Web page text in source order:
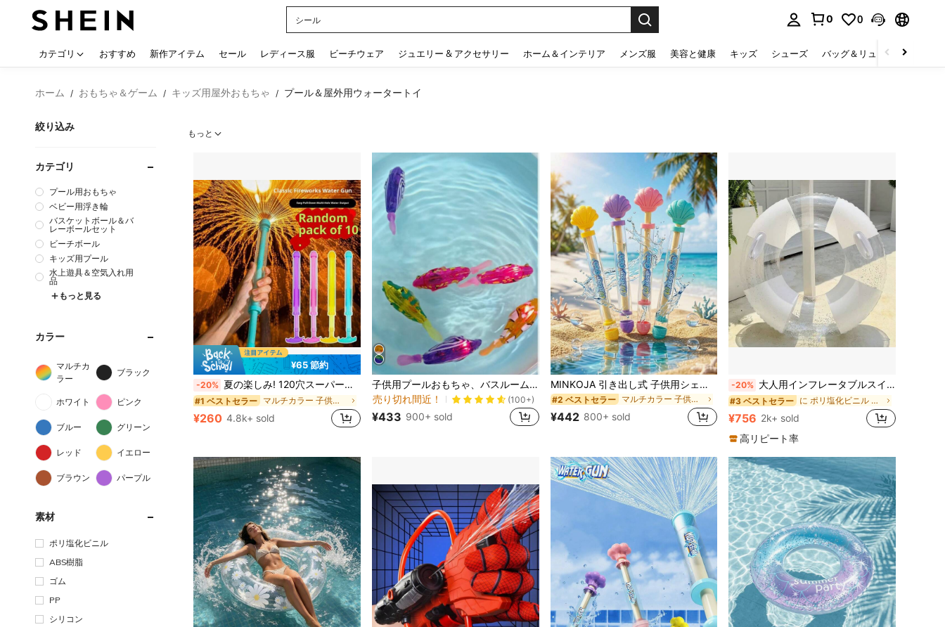
水着
0 0
カテゴリ おすすめ 新作アイテム セール レディース服 ビーチウェア ジュエリー & アクセサリー ホーム＆インテリア メンズ服 美容と健康 キッズ シューズ バッグ＆リュック
ホーム / おもちゃ＆ゲーム / キッズ用屋外おもちゃ / プール＆屋外用ウォータートイ
絞り込み
カテゴリ
プール用おもちゃ
ベビー用浮き輪
バスケットボール＆バ
レーボールセット
ビーチボール
キッズ用プール
水上遊具＆空気入れ用
品
もっと見る
カラー
マルチカ
ラー
ブラック
ホワイト ピンク
ブルー グリーン
レッド イエロー
ブラウン パープル
素材
ポリ塩化ビニル
ABS樹脂
ゴム
PP
シリコン
もっと
¥65 節約
-20% 夏の楽しみ! 120穴スーパー水鉄砲 - 41cm大型引き式スカッシュガン、花火のようなスプレー効果、屋外のプールやビーチパーティーに最適、青少年グループゲームに必須、ストレス解消の水遊び、クールな夏のギフト
#1 ベストセラー マルチカラー 子供用プールおもちゃ
売り切れ間近！
#1 ベストセラー マルチカラー 子供用プールおもちゃ
売り切れ間近！
#1 ベストセラー マルチカラー 子供用プールおもちゃ
売り切れ間近！
#1 ベストセラー マルチカラー 子供用プールおもちゃ
売り切れ間近！
¥260 4.8k+ sold
子供用プールおもちゃ、バスルーム水遊び電子魚、水泳センサーライトアップ魚、水槽装飾、リアルな魚、水に入れたときに魚が泳がない場合は、尾を優しく後ろに引いて揺らすと、魚が泳ぎます
売り切れ間近！
(100+)
¥433 900+ sold
MINKOJA 引き出し式 子供用シェル型 水鉄砲 大容量水タンク 、プール、ビーチ、芝生、水遊び公園で使用可能
#2 ベストセラー マルチカラー 子供用プールおもちゃ
売り切れ間近！
#2 ベストセラー マルチカラー 子供用プールおもちゃ
売り切れ間近！
#2 ベストセラー マルチカラー 子供用プールおもちゃ
売り切れ間近！
#2 ベストセラー マルチカラー 子供用プールおもちゃ
売り切れ間近！
¥442 800+ sold
-20% 大人用インフレータブルスイミングリング ハンドル付き - インフレータブルプールパーティー フローティングベッド、スイミングプール、湖、ビーチに適しています、大人用ゴールドインフレータブルフローティングマット
売り切れ間近！
#3 ベストセラー に ポリ塩化ビニル 子供用水泳用フロート
売り切れ間近！
#3 ベストセラー に ポリ塩化ビニル 子供用水泳用フロート
売り切れ間近！
#3 ベストセラー に ポリ塩化ビニル 子供用水泳用フロート
売り切れ間近！
¥756 2k+ sold
高リピート率